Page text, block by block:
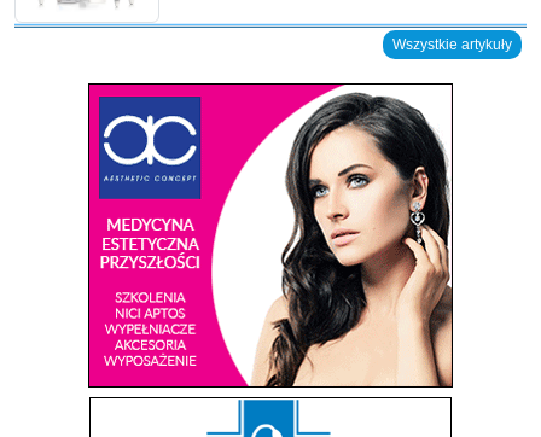
Wszystkie artykuły